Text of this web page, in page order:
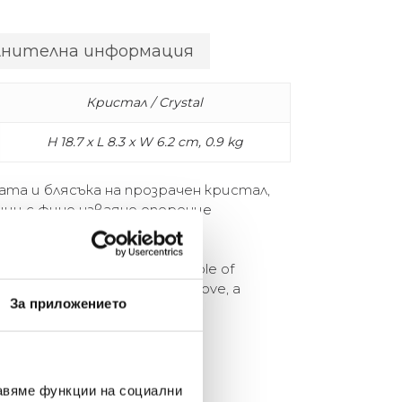
За приложението
функции на социални
информация
Кристал / Crystal
H 18.7 x L 8.3 x W 6.2 cm, 0.9 kg
и блясъка на прозрачен кристал,
с фино изваяно оперение
– неразривна връзка.
glare of clear crystal, this couple of
plumage symbolizes eternal love, a
Линковска